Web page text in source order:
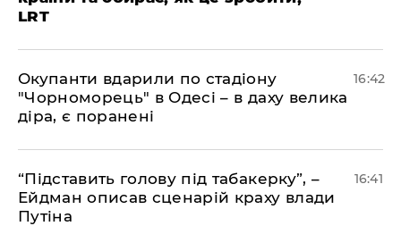
LRT
​Окупанти вдарили по стадіону
"Чорноморець" в Одесі – в даху велика
діра, є поранені
16:42
​“Підставить голову під табакерку”, –
Ейдман описав сценарій краху влади
Путіна
16:41